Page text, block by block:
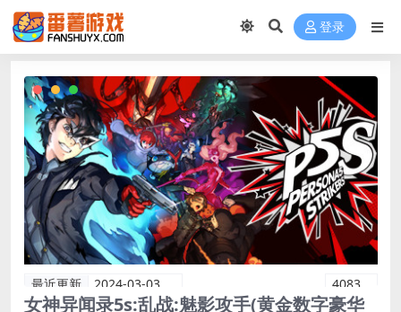
登录
最近更新 2024-03-03 4083
女神异闻录5s:乱战:魅影攻手(黄金数字豪华